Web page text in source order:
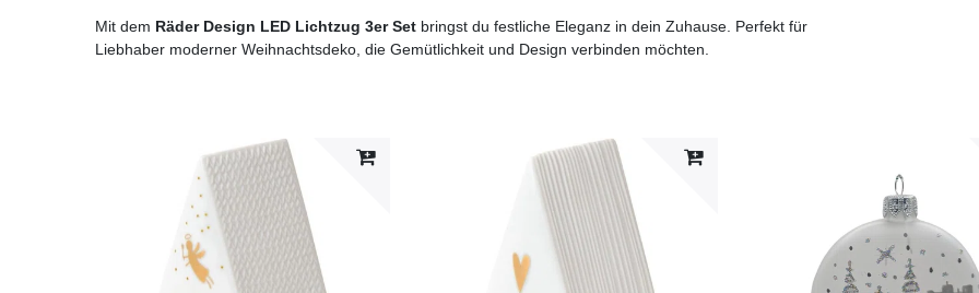
Mit dem Räder Design LED Lichtzug 3er Set bringst du festliche Eleganz in dein Zuhause. Perfekt für
Liebhaber moderner Weihnachtsdeko, die Gemütlichkeit und Design verbinden möchten.